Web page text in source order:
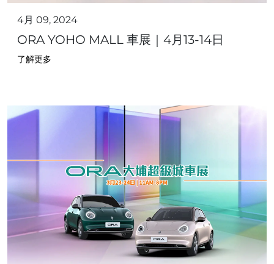
4月 09, 2024
ORA YOHO MALL 車展｜4月13-14日
了解更多